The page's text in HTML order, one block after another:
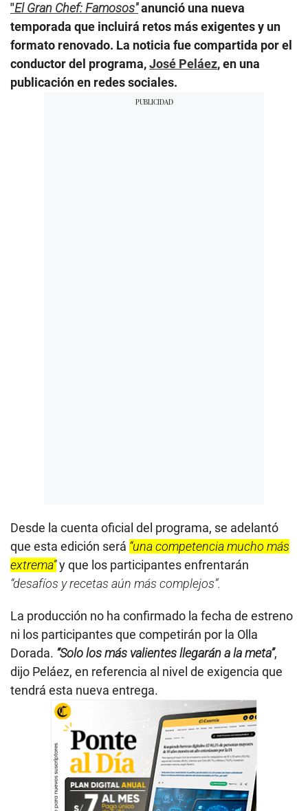
"El Gran Chef: Famosos"anunció una nueva
temporada que incluirá retos más exigentes y un
formato renovado. La noticia fue compartida por el
conductor del programa,José Peláez, en una
publicación en redes sociales.
Desde la cuenta oficial del programa, se adelantó
que esta edición será “una competencia mucho más
extrema”y que los participantes enfrentarán
“desafíos y recetas aún más complejos”.
La producción no ha confirmado la fecha de estreno
ni los participantes que competirán por la Olla
Dorada. “Solo los más valientes llegarán a la meta”,
dijo Peláez, en referencia al nivel de exigencia que
tendrá esta nueva entrega.